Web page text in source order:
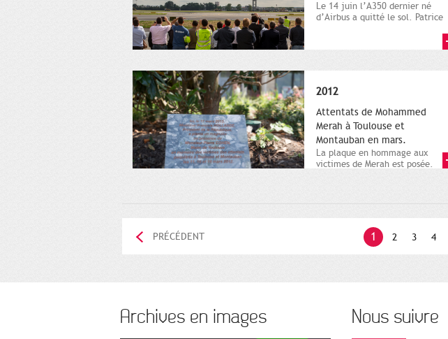
Le 14 juin l’A350 dernier né
d’Airbus a quitté le sol. Patrice
2012
Attentats de Mohammed
Merah à Toulouse et
Montauban en mars.
La plaque en hommage aux
victimes de Merah est posée.
1 2 3 4
PRÉCÉDENT
Archives en images Nous suivre